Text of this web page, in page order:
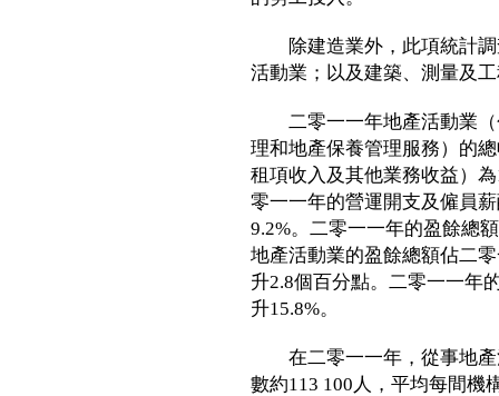
除建造業外，此項統計調
活動業；以及建築、測量及
二零一一年地產活動業（
理和地產保養管理服務）的
租項收入及其他業務收益）
零一一年的營運開支及僱員
9.2%。二零一一年的盈餘總
地產活動業的盈餘總額佔二
升2.8個百分點。二零一一年
升15.8%。
在二零一一年，從事地產
數約113 100人，平均每間機